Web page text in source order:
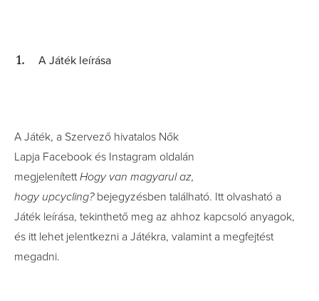
A Játék leírása
A Játék, a Szervező hivatalos Nők
Lapja Facebook és Instagram oldalán
megjelenítettHogy van magyarul az,
hogy upcycling? bejegyzésben található. Itt olvasható a
Játék leírása, tekinthető meg az ahhoz kapcsoló anyagok,
és itt lehet jelentkezni a Játékra, valamint a megfejtést
megadni.